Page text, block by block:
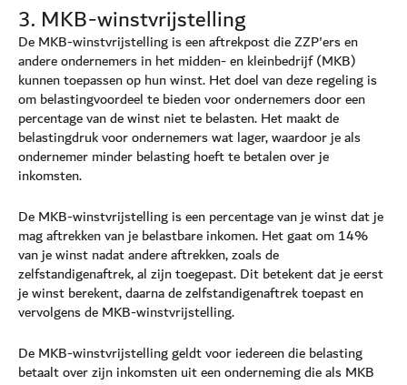
3. MKB-winstvrijstelling
De MKB-winstvrijstelling is een aftrekpost die ZZP'ers en
andere ondernemers in het midden- en kleinbedrijf (MKB)
kunnen toepassen op hun winst. Het doel van deze regeling is
om belastingvoordeel te bieden voor ondernemers door een
percentage van de winst niet te belasten. Het maakt de
belastingdruk voor ondernemers wat lager, waardoor je als
ondernemer minder belasting hoeft te betalen over je
inkomsten.
De MKB-winstvrijstelling is een percentage van je winst dat je
mag aftrekken van je belastbare inkomen. Het gaat om 14%
van je winst nadat andere aftrekken, zoals de
zelfstandigenaftrek, al zijn toegepast. Dit betekent dat je eerst
je winst berekent, daarna de zelfstandigenaftrek toepast en
vervolgens de MKB-winstvrijstelling.
De MKB-winstvrijstelling geldt voor iedereen die belasting
betaalt over zijn inkomsten uit een onderneming die als MKB